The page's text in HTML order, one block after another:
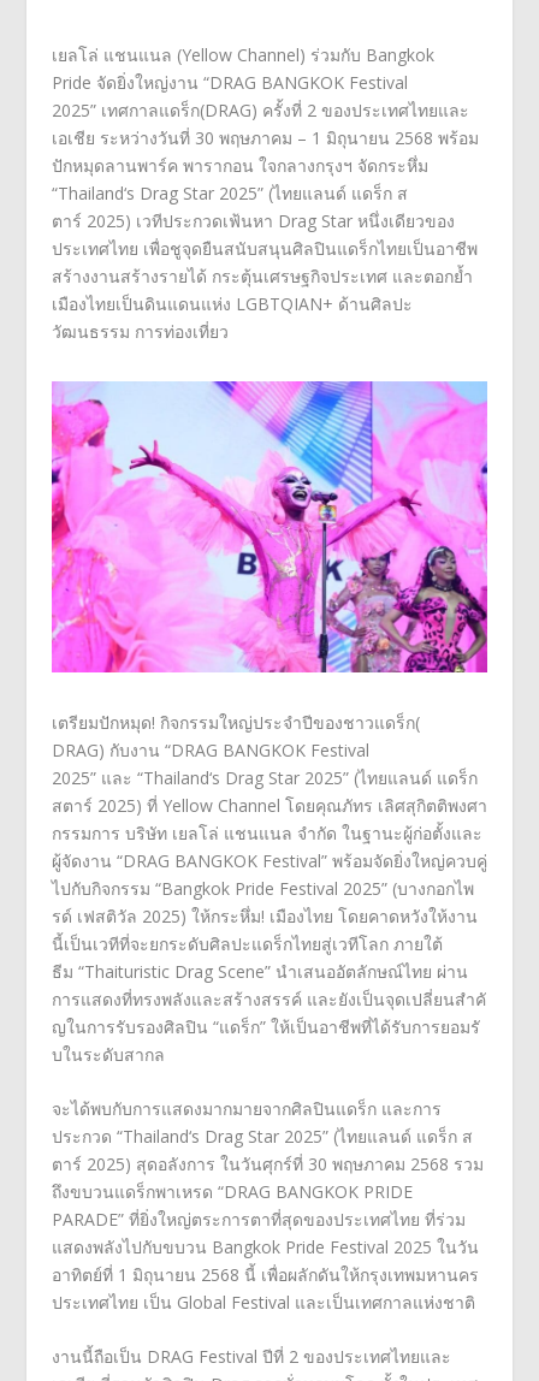
เยลโล่ แชนแนล (Yellow Channel) ร่วมกับ Bangkok
Pride จัดยิ่งใหญ่งาน “DRAG BANGKOK Festival
2025” เทศกาลแดร็ก(DRAG) ครั้งที่ 2ของประเทศไทยและ
เอเชีย ระหว่างวันที่ 30 พฤษภาคม – 1 มิถุนายน 2568 พร้อม
ปักหมุดลานพาร์ค พารากอน ใจกลางกรุงฯ จัดกระหึ่ม
“Thailand‘s Drag Star 2025” (ไทยแลนด์ แดร็ก ส
ตาร์ 2025) เวทีประกวดเฟ้นหา Drag Star หนึ่งเดียวของ
ประเทศไทย เพื่อชูจุดยืนสนับสนุนศิลปินแดร็กไทยเป็นอาชีพ
สร้างงานสร้างรายได้ กระตุ้นเศรษฐกิจประเทศ และตอกย้ำ
เมืองไทยเป็นดินแดนแห่ง LGBTQIAN+ ด้านศิลปะ
วัฒนธรรม การท่องเที่ยว
เตรียมปักหมุด! กิจกรรมใหญ่ประจำปีของชาวแดร็ก(
DRAG) กับงาน “DRAG BANGKOK Festival
2025” และ “Thailand‘s Drag Star 2025” (ไทยแลนด์ แดร็ก
สตาร์ 2025) ที่ Yellow Channel โดยคุณภัทร เลิศสุกิตติพงศา
กรรมการ บริษัท เยลโล่ แชนแนล จำกัด ในฐานะผู้ก่อตั้งและ
ผู้จัดงาน “DRAG BANGKOK Festival” พร้อมจัดยิ่งใหญ่ควบคู่
ไปกับกิจกรรม “Bangkok Pride Festival 2025” (บางกอกไพ
รด์ เฟสติวัล 2025) ให้กระหึ่ม! เมืองไทย โดยคาดหวังให้งาน
นี้เป็นเวทีที่จะยกระดับศิลปะแดร็กไทยสู่เวทีโลก ภายใต้
ธีม “Thaituristic Drag Scene” นำเสนออัตลักษณ์ไทย ผ่าน
การแสดงที่ทรงพลังและสร้างสรรค์ และยังเป็นจุดเปลี่ยนสำคั
ญในการรับรองศิลปิน “แดร็ก” ให้เป็นอาชีพที่ได้รับการยอมรั
บในระดับสากล
จะได้พบกับการแสดงมากมายจากศิลปินแดร็ก และการ
ประกวด “Thailand‘s Drag Star 2025” (ไทยแลนด์ แดร็ก ส
ตาร์ 2025) สุดอลังการ ในวันศุกร์ที่ 30 พฤษภาคม 2568 รวม
ถึงขบวนแดร็กพาเหรด “DRAG BANGKOK PRIDE
PARADE” ที่ยิ่งใหญ่ตระการตาที่สุดของประเทศไทย ที่ร่วม
แสดงพลังไปกับขบวน Bangkok Pride Festival 2025 ในวัน
อาทิตย์ที่ 1 มิถุนายน 2568 นี้ เพื่อผลักดันให้กรุงเทพมหานคร
ประเทศไทย เป็น Global Festival และเป็นเทศกาลแห่งชาติ
งานนี้ถือเป็น DRAG Festival ปีที่ 2ของประเทศไทยและ